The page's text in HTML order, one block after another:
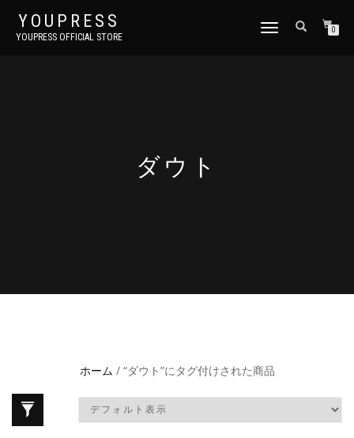
YOUPRESS
YOUPRESS OFFICIAL STORE
ナ
0
ダウト
ホーム / “ダウト”にタグ付けされた商品